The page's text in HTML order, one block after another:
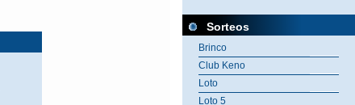
Sorteos
Brinco
Club Keno
Loto
Loto 5